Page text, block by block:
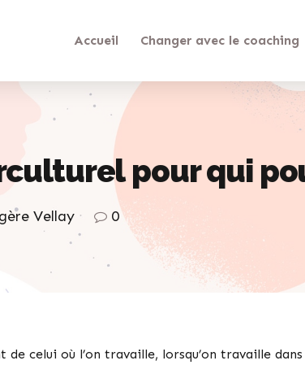
Accueil Changer avec le coaching
pour qui
Vellay 0
de celui où l’on travaille, lorsqu’on travaille